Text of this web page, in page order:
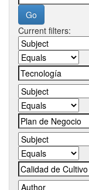
Current filters: